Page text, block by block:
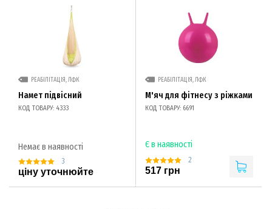
РЕАБІЛІТАЦІЯ, ЛФК
Намет підвісний
КОД ТОВАРУ: 4333
Немає в наявності
3
ціну уточнюйте
РЕАБІЛІТАЦІЯ, ЛФК
М'яч для фітнесу з ріжками
КОД ТОВАРУ: 6691
Є в наявності
2
517 грн